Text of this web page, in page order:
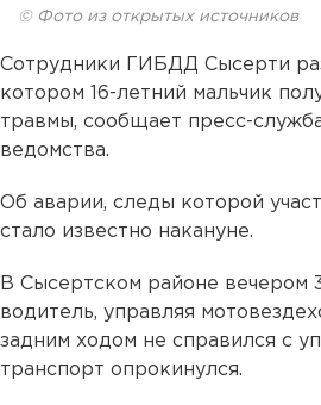
© Фото из открытых источников
Сотрудники ГИБДД Сысерти
котором 16-летний мальчик
травмы, сообщает пресс-
ведомства.
Об аварии, следы которой
стало известно накануне.
В Сысертском районе вечером
водитель, управляя
задним ходом не справился с
транспорт опрокинулся.